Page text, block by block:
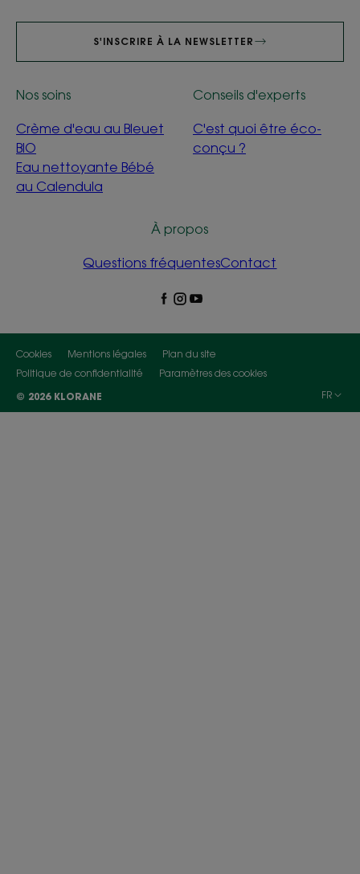
S'INSCRIRE À LA NEWSLETTER
Nos soins
Crème d'eau au Bleuet
BIO
Eau nettoyante Bébé
au Calendula
Conseils d'experts
C'est quoi être éco-
conçu ?
À propos
Questions fréquentesContact
Cookies Mentions légales
Plan du site
Politique de confidentialité
Paramètres des cookies
© 2026 KLORANE
FR